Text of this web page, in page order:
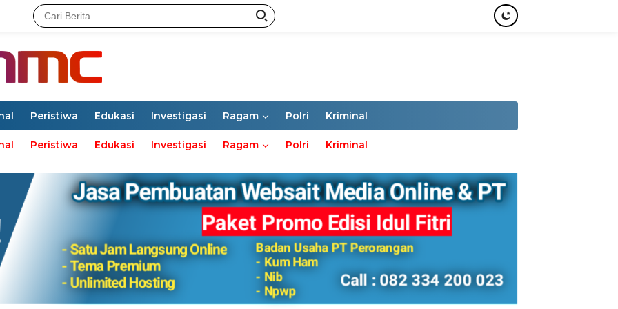
Peristiwa Edukasi Investigasi Ragam Polri Kriminal
Peristiwa Edukasi Investigasi Ragam Polri Kriminal